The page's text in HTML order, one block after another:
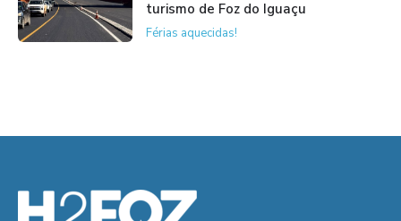
turismo de Foz do Iguaçu
Férias aquecidas!